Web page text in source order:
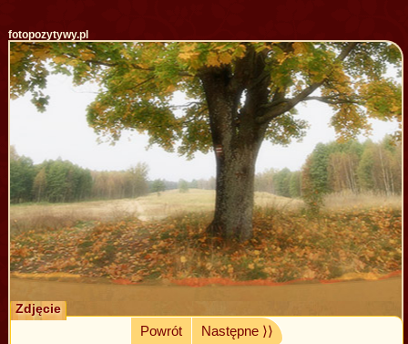
fotopozytywy.pl
Zdjęcie
Powrót
Następne ⟩⟩